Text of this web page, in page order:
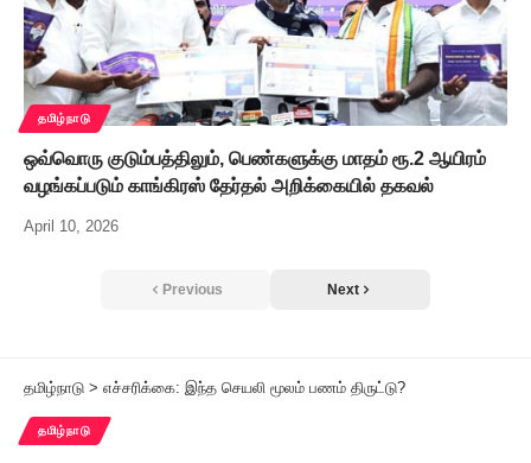
தமிழ்நாடு
ஒவ்வொரு குடும்பத்திலும், பெண்களுக்கு மாதம் ரூ.2 ஆயிரம்
வழங்கப்படும் காங்கிரஸ் தேர்தல் அறிக்கையில் தகவல்
April 10, 2026
Previous Next
தமிழ்நாடு > எச்சரிக்கை: இந்த செயலி மூலம் பணம் திருட்டு?
தமிழ்நாடு